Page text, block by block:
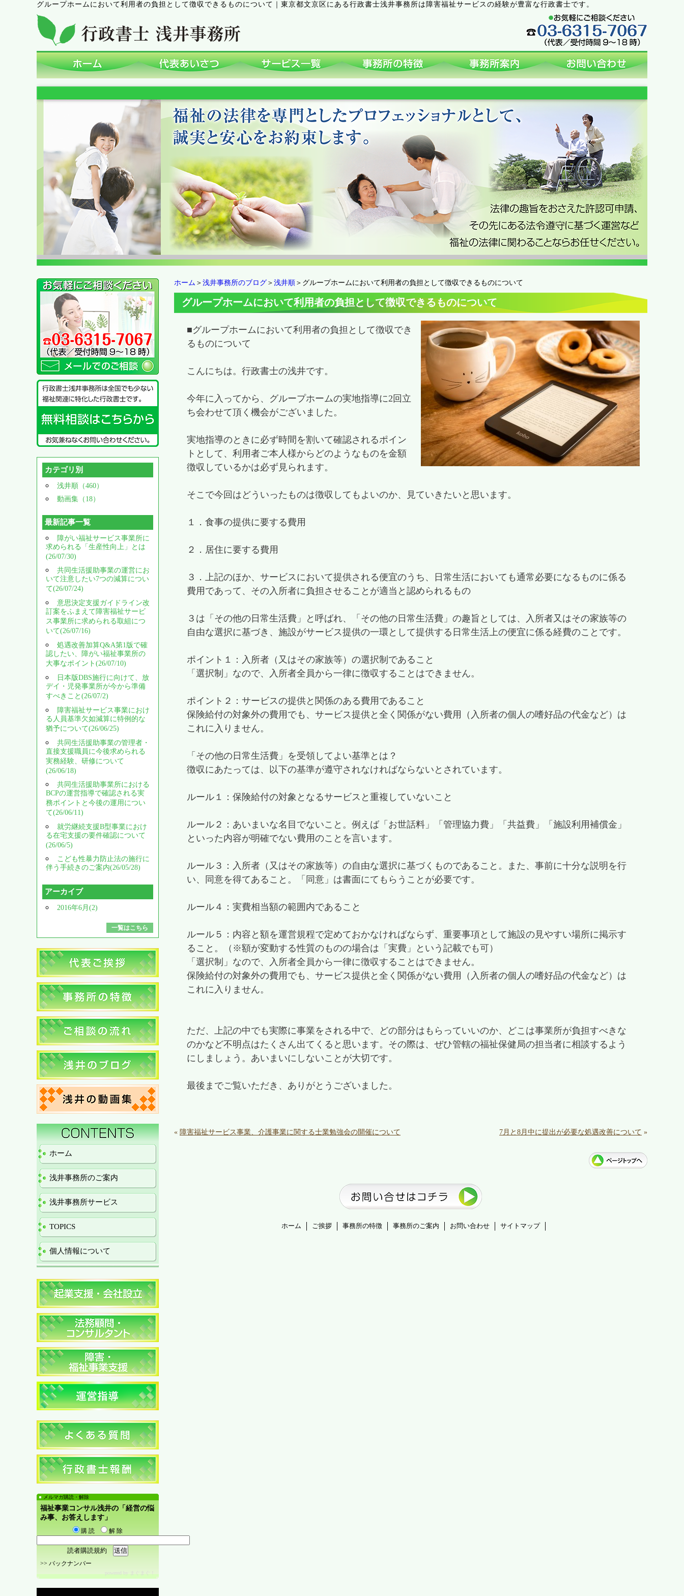
グループホームにおいて利用者の負担として徴収できるものについて 東京都文京区にある行政書士浅井事務所は障害福祉サービスの経験が豊富な行政書士です。
ホーム ＞ 浅井事務所のブログ ＞ 浅井順 ＞グループホームにおいて利用者の負担として徴収できるものについて
グループホームにおいて利用者の負担として徴収できるものについて
■グループホームにおいて利用者の負担として徴収でき
るものについて
こんにちは。行政書士の浅井です。
今年に入ってから、グループホームの実地指導に2回立
ち会わせて頂く機会がございました。
実地指導のときに必ず時間を割いて確認されるポイン
トとして、利用者ご本人様からどのようなものを金額
徴収しているかは必ず見られます。
そこで今回はどういったものは徴収してもよいのか、見ていきたいと思います。
１．食事の提供に要する費用
２．居住に要する費用
３．上記のほか、サービスにおいて提供される便宜のうち、日常生活においても通常必要になるものに係る
費用であって、その入所者に負担させることが適当と認められるもの
３は「その他の日常生活費」と呼ばれ、「その他の日常生活費」の趣旨としては、入所者又はその家族等の
自由な選択に基づき、施設がサービス提供の一環として提供する日常生活上の便宜に係る経費のことです。
ポイント１：入所者（又はその家族等）の選択制であること
「選択制」なので、入所者全員から一律に徴収することはできません。
ポイント２：サービスの提供と関係のある費用であること
保険給付の対象外の費用でも、サービス提供と全く関係がない費用（入所者の個人の嗜好品の代金など）は
これに入りません。
「その他の日常生活費」を受領してよい基準とは？
徴収にあたっては、以下の基準が遵守されなければならないとされています。
ルール１：保険給付の対象となるサービスと重複していないこと
ルール２：あいまいな名目でないこと。例えば「お世話料」「管理協力費」「共益費」「施設利用補償金」
といった内容が明確でない費用のことを言います。
ルール３：入所者（又はその家族等）の自由な選択に基づくものであること。また、事前に十分な説明を行
い、同意を得てあること。「同意」は書面にてもらうことが必要です。
ルール４：実費相当額の範囲内であること
ルール５：内容と額を運営規程で定めておかなければならず、重要事項として施設の見やすい場所に掲示す
ること。（※額が変動する性質のものの場合は「実費」という記載でも可）
「選択制」なので、入所者全員から一律に徴収することはできません。
保険給付の対象外の費用でも、サービス提供と全く関係がない費用（入所者の個人の嗜好品の代金など）は
これに入りません。
ただ、上記の中でも実際に事業をされる中で、どの部分はもらっていいのか、どこは事業所が負担すべきな
のかなど不明点はたくさん出てくると思います。その際は、ぜひ管轄の福祉保健局の担当者に相談するよう
にしましょう。あいまいにしないことが大切です。
最後までご覧いただき、ありがとうございました。
« 障害福祉サービス事業、介護事業に関する士業勉強会の開催について 7月と8月中に提出が必要な処遇改善について »
ホーム ご挨拶 事務所の特徴 事務所のご案内 お問い合わせ サイトマップ
カテゴリ別
浅井順（460）
動画集（18）
最新記事一覧
障がい福祉サービス事業所に
求められる「生産性向上」とは
(26/07/30)
共同生活援助事業の運営にお
いて注意したい7つの減算につい
て(26/07/24)
意思決定支援ガイドライン改
訂案をふまえて障害福祉サービ
ス事業所に求められる取組につ
いて(26/07/16)
処遇改善加算Q&A第1版で確
認したい、障がい福祉事業所の
大事なポイント(26/07/10)
日本版DBS施行に向けて、放
デイ・児発事業所が今から準備
すべきこと(26/07/2)
障害福祉サービス事業におけ
る人員基準欠如減算に特例的な
猶予について(26/06/25)
共同生活援助事業の管理者・
直接支援職員に今後求められる
実務経験、研修について
(26/06/18)
共同生活援助事業所における
BCPの運営指導で確認される実
務ポイントと今後の運用につい
て(26/06/11)
就労継続支援B型事業におけ
る在宅支援の要件確認について
(26/06/5)
こども性暴力防止法の施行に
伴う手続きのご案内(26/05/28)
アーカイブ
2016年6月(2)
一覧はこちら
ホーム
浅井事務所のご案内
浅井事務所サービス
TOPICS
個人情報について
メルマガ購読・解除
福祉事業コンサル浅井の「経営の悩
み事、お答えします」
購 読 解 除
読者購読規約
>> バックナンバー